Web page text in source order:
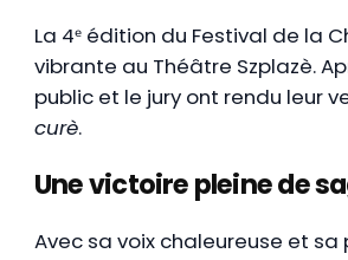
La 4ᵉ édition du Festival de la
vibrante au Théâtre Szplazè.
public et le jury ont rendu leur
curè.
Une victoire pleine de
Avec sa voix chaleureuse et